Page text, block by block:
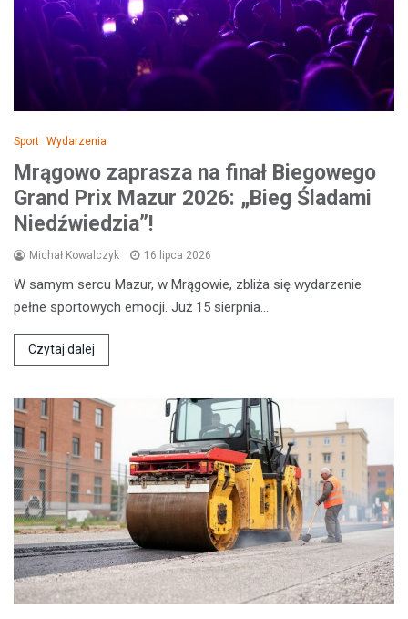
Sport Wydarzenia
Mrągowo zaprasza na finał Biegowego
Grand Prix Mazur 2026: „Bieg Śladami
Niedźwiedzia”!
Michał Kowalczyk 16 lipca 2026
W samym sercu Mazur, w Mrągowie, zbliża się wydarzenie
pełne sportowych emocji. Już 15 sierpnia…
Czytaj dalej